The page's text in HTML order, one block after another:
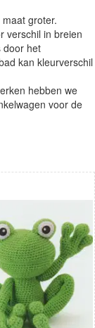
groter.
verschil in breien
door het
kan kleurverschil
hebben we
voor de